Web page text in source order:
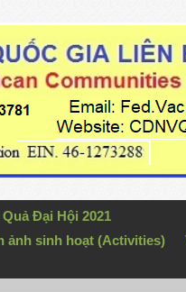
Quả Đại Hội 2021
ảnh sinh hoạt (Activities)